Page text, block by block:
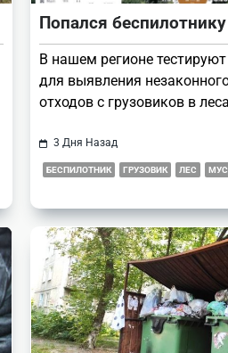
Попался беспилотнику
В нашем регионе
для выявления
отходов с грузовиков в
3 Дня Назад
БЕСПИЛОТНИК ГРУЗОВИК ЛЕС